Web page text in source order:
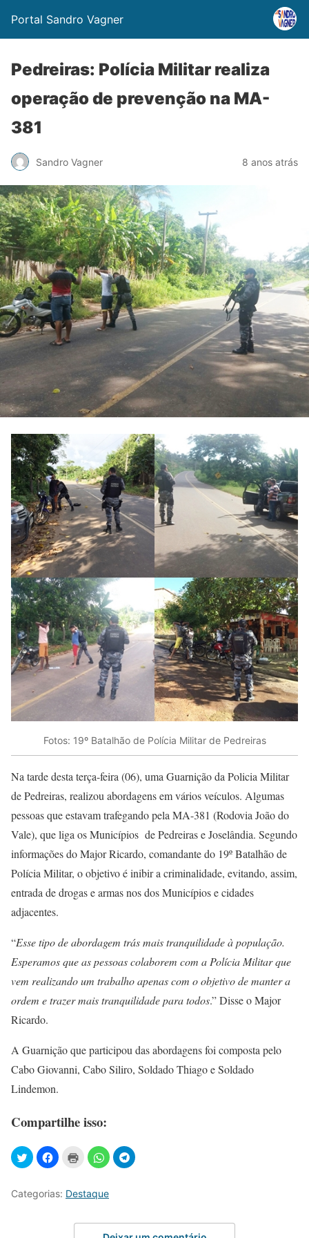
Portal Sandro Vagner
Pedreiras: Polícia Militar realiza
operação de prevenção na MA-
381
Sandro Vagner 8 anos atrás
Fotos: 19º Batalhão de Polícia Militar de Pedreiras
Na tarde desta terça-feira (06), uma Guarnição da Policia Militar
de Pedreiras, realizou abordagens em vários veículos. Algumas
pessoas que estavam trafegando pela MA-381 (Rodovia João do
Vale), que liga os Municípios de Pedreiras e Joselândia. Segundo
informações do Major Ricardo, comandante do 19º Batalhão de
Polícia Militar, o objetivo é inibir a criminalidade, evitando, assim,
entrada de drogas e armas nos dos Municípios e cidades
adjacentes.
“Esse tipo de abordagem trás mais tranquilidade à população.
Esperamos que as pessoas colaborem com a Polícia Militar que
vem realizando um trabalho apenas com o objetivo de manter a
ordem e trazer mais tranquilidade para todos.” Disse o Major
Ricardo.
A Guarnição que participou das abordagens foi composta pelo
Cabo Giovanni, Cabo Siliro, Soldado Thiago e Soldado
Lindemon.
Compartilhe isso:
Categorias: Destaque